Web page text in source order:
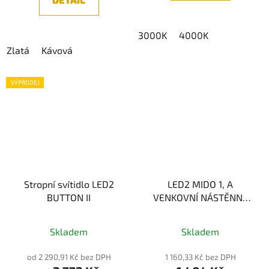
Zlatá Kávová
3000K 4000K
VÝPRODEJ
Stropní svítidlo LED2
BUTTON II
hodnocení
produktu
Skladem
od 2 290,91 Kč bez DPH
LED2 MIDO 1, A
VENKOVNÍ NÁSTĚNNÉ
Skladem
1 160,33 Kč bez DPH